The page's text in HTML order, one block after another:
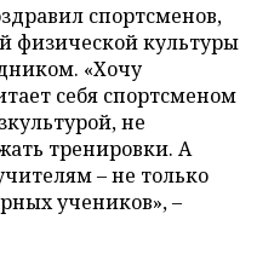
спортсменов,
физической культуры
«Хочу
себя спортсменом
не
тренировки. А
– не только
учеников», –